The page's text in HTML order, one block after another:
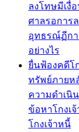
ลงโทษมีเงื่
ศาลรอการ
อุทธรณ์ฏีกา
อย่างไร
ยื่นฟ้องคดีโ
ทรัพย์ภายห
ความดำเนิ
ข้อหาโกงเ
โกงเจ้าหนี้